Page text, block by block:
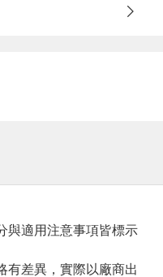
與適用注意事項皆標示
有差異，實際以廠商出